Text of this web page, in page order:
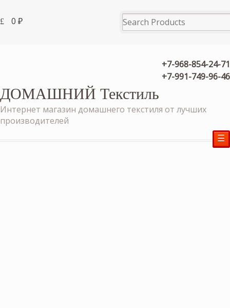
0 ₽
+7-968-854-24-71
+7-991-749-96-46
ДОМАШНИЙ Текстиль
Интернет магазин домашнего текстиля от лучших
производителей
☰